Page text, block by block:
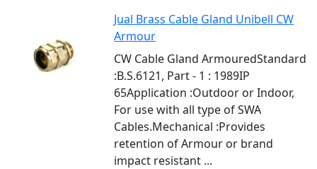
Jual Brass Cable Gland Unibell CW
Armour
CW Cable Gland ArmouredStandard
:B.S.6121, Part - 1 : 1989IP
65Application :Outdoor or Indoor,
For use with all type of SWA
Cables.Mechanical :Provides
retention of Armour or brand
impact resistant ...